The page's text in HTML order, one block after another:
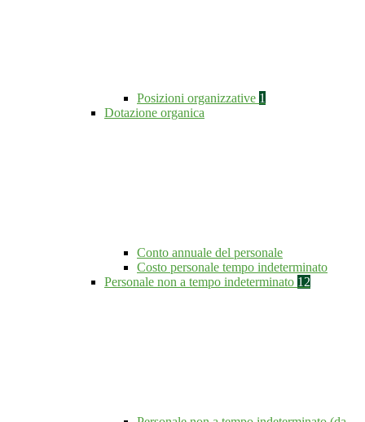
Posizioni organizzative 1
Dotazione organica
Conto annuale del personale
Costo personale tempo indeterminato
Personale non a tempo indeterminato 12